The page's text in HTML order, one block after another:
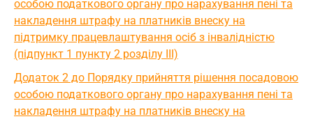
особою податкового органу про нарахування пені та
накладення штрафу на платників внеску на
підтримку працевлаштування осіб з інвалідністю
(підпункт 1 пункту 2 розділу IІІ)
Додаток 2 до Порядку прийняття рішення посадовою
особою податкового органу про нарахування пені та
накладення штрафу на платників внеску на